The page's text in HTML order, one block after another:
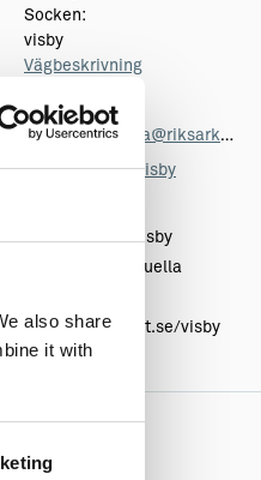
also share
it with
Socken:
visby
Vägbeskrivning
010-476 70 00
landsarkivet.vila@riksarkivet.se
riksarkivet.se/visby
Riksarkivets i Visby
hemsida för aktuella
www.riksarkivet.se/visby